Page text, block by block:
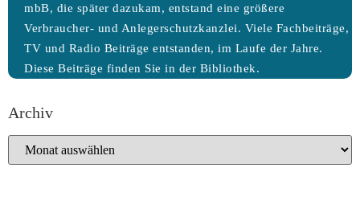
mbB, die später dazukam, entstand eine größere
Verbraucher- und Anlegerschutzkanzlei. Viele Fachbeiträge,
TV und Radio Beiträge entstanden, im Laufe der Jahre.
Diese Beiträge finden Sie in der Bibliothek.
Archiv
Archiv